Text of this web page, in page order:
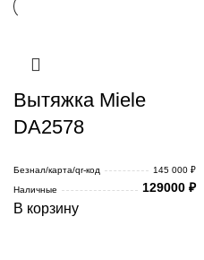
Вытяжка Miele
DA2578
Безнал/карта/qr-код
145 000 ₽
Наличные
129000 ₽
В корзину